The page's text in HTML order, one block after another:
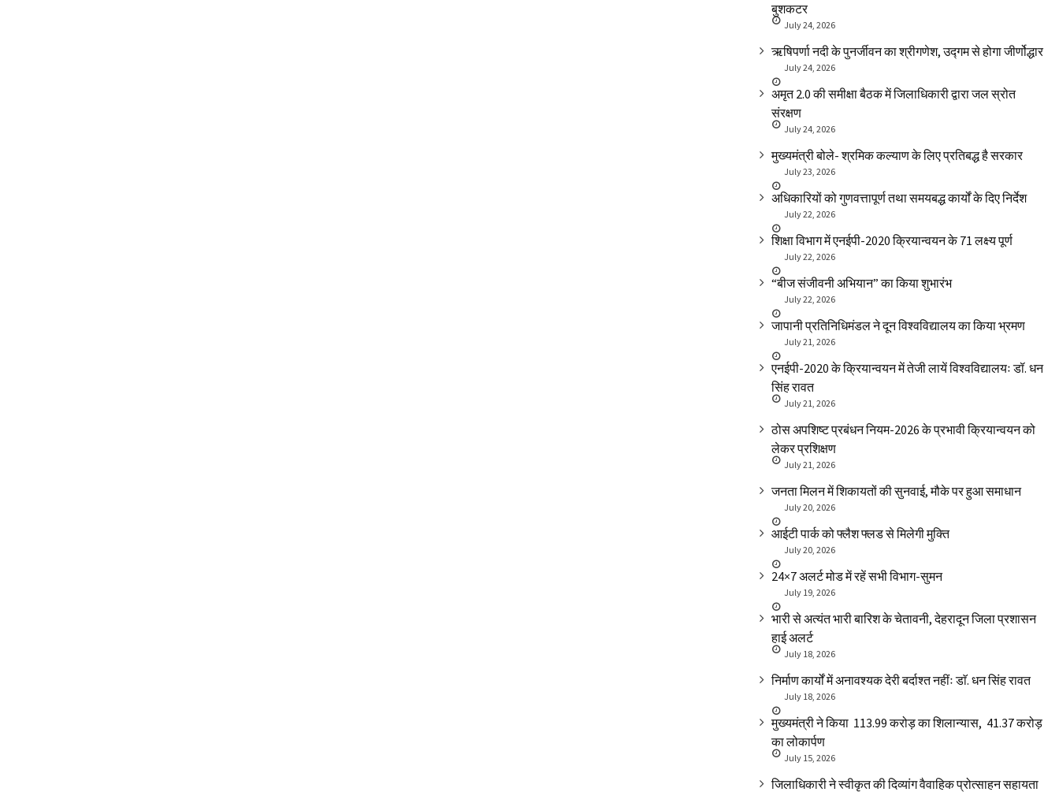
बुशकटर
July 24, 2026
ऋषिपर्णा नदी के पुनर्जीवन का श्रीगणेश, उद्गम से होगा जीर्णोद्धार
July 24, 2026
अमृत 2.0 की समीक्षा बैठक में जिलाधिकारी द्वारा जल स्रोत
संरक्षण
July 24, 2026
मुख्यमंत्री बोले- श्रमिक कल्याण के लिए प्रतिबद्ध है सरकार
July 23, 2026
अधिकारियों को गुणवत्तापूर्ण तथा समयबद्ध कार्यों के दिए निर्देश
July 22, 2026
शिक्षा विभाग में एनईपी-2020 क्रियान्वयन के 71 लक्ष्य पूर्ण
July 22, 2026
“बीज संजीवनी अभियान” का किया शुभारंभ
July 22, 2026
जापानी प्रतिनिधिमंडल ने दून विश्वविद्यालय का किया भ्रमण
July 21, 2026
एनईपी-2020 के क्रियान्वयन में तेजी लायें विश्वविद्यालयः डॉ. धन
सिंह रावत
July 21, 2026
ठोस अपशिष्ट प्रबंधन नियम-2026 के प्रभावी क्रियान्वयन को
लेकर प्रशिक्षण
July 21, 2026
जनता मिलन में शिकायतों की सुनवाई, मौके पर हुआ समाधान
July 20, 2026
आईटी पार्क को फ्लैश फ्लड से मिलेगी मुक्ति
July 20, 2026
24×7 अलर्ट मोड में रहें सभी विभाग-सुमन
July 19, 2026
भारी से अत्यंत भारी बारिश के चेतावनी, देहरादून जिला प्रशासन
हाई अलर्ट
July 18, 2026
निर्माण कार्यों में अनावश्यक देरी बर्दाश्त नहींः डाॅ. धन सिंह रावत
July 18, 2026
मुख्यमंत्री ने किया ₹ 113.99 करोड़ का शिलान्यास, ₹ 41.37 करोड़
का लोकार्पण
July 15, 2026
जिलाधिकारी ने स्वीकृत की दिव्यांग वैवाहिक प्रोत्साहन सहायता